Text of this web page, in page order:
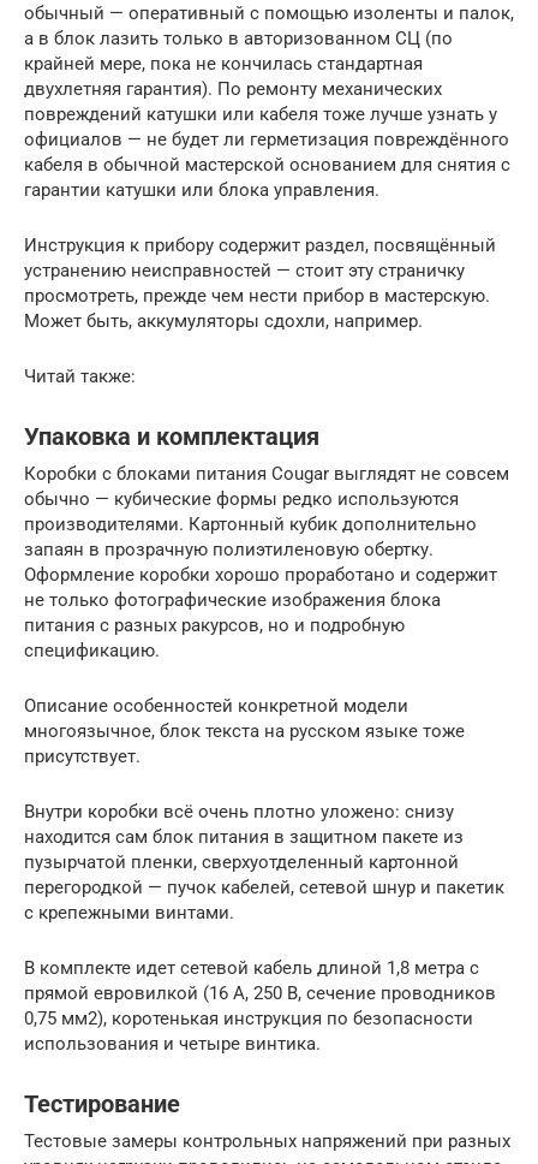
обычный — оперативный с помощью изоленты и палок,
а в блок лазить только в авторизованном СЦ (по
крайней мере, пока не кончилась стандартная
двухлетняя гарантия). По ремонту механических
повреждений катушки или кабеля тоже лучше узнать у
официалов — не будет ли герметизация повреждённого
кабеля в обычной мастерской основанием для снятия с
гарантии катушки или блока управления.
Инструкция к прибору содержит раздел, посвящённый
устранению неисправностей — стоит эту страничку
просмотреть, прежде чем нести прибор в мастерскую.
Может быть, аккумуляторы сдохли, например.
Читай также:
Упаковка и комплектация
Коробки с блоками питания Cougar выглядят не совсем
обычно — кубические формы редко используются
производителями. Картонный кубик дополнительно
запаян в прозрачную полиэтиленовую обертку.
Оформление коробки хорошо проработано и содержит
не только фотографические изображения блока
питания с разных ракурсов, но и подробную
спецификацию.
Описание особенностей конкретной модели
многоязычное, блок текста на русском языке тоже
присутствует.
Внутри коробки всё очень плотно уложено: снизу
находится сам блок питания в защитном пакете из
пузырчатой пленки, сверхуотделенный картонной
перегородкой — пучок кабелей, сетевой шнур и пакетик
с крепежными винтами.
В комплекте идет сетевой кабель длиной 1,8 метра с
прямой евровилкой (16 А, 250 В, сечение проводников
0,75 мм2), коротенькая инструкция по безопасности
использования и четыре винтика.
Тестирование
Тестовые замеры контрольных напряжений при разных